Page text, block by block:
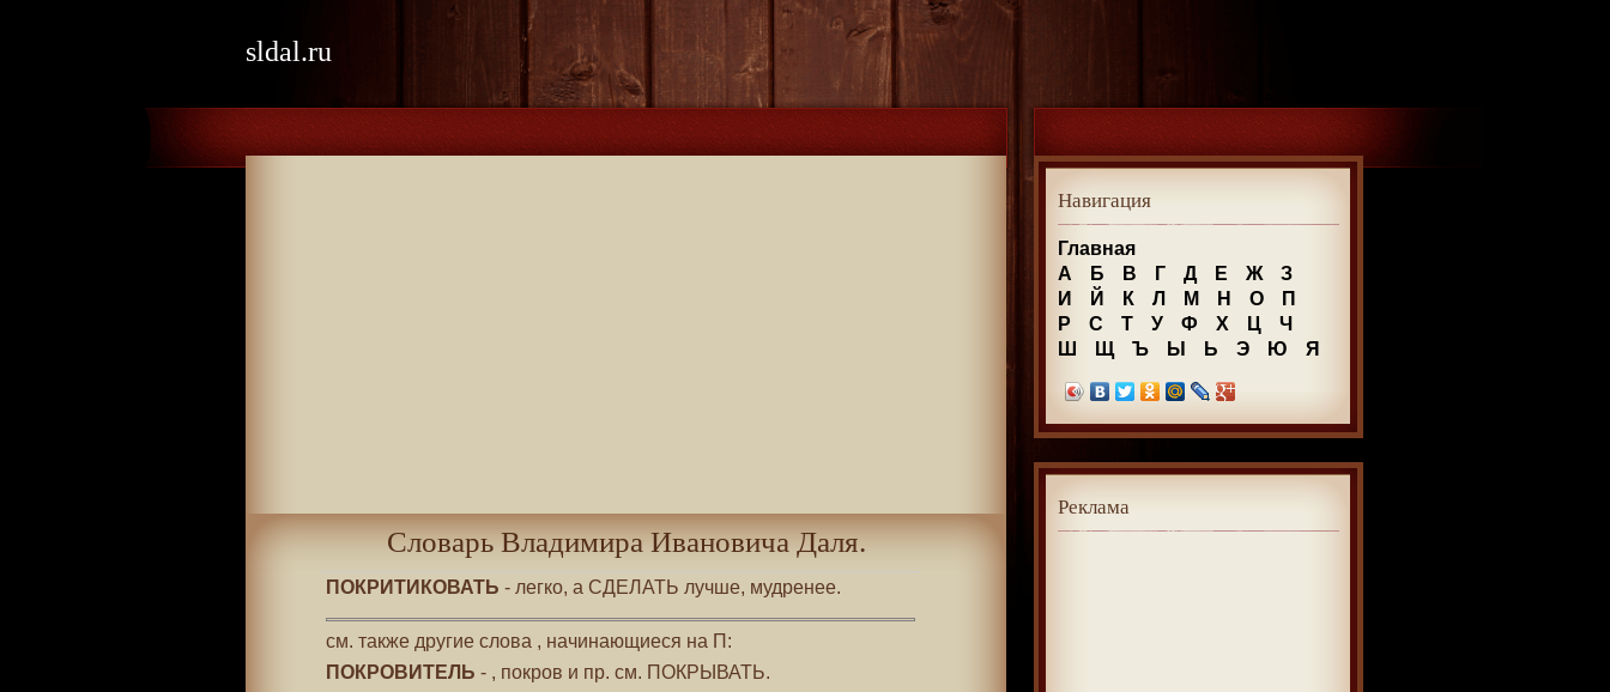
sldal.ru
Словарь Владимира Ивановича Даля.
ПОКРИТИКОВАТЬ - легко, а СДЕЛАТЬ лучше, мудренее.
см. также другие слова , начинающиеся на П:
ПОКРОВИТЕЛЬ - , покров и пр. см. ПОКРЫВАТЬ.
Навигация
Главная
А
Б В Г Д Е Ж
З
И
Й К Л М Н О
П
Р
С Т У Ф Х Ц
Ч
Ш
Щ Ъ Ы Ь Э Ю Я
Реклама